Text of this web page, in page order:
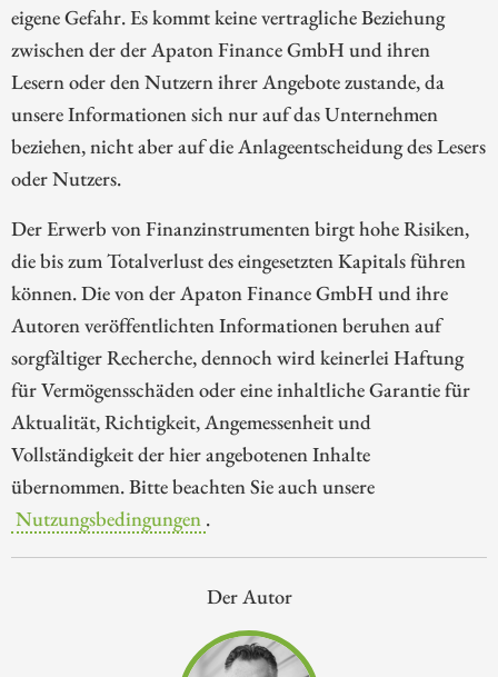
eigene Gefahr. Es kommt keine vertragliche Beziehung
zwischen der der Apaton Finance GmbH und ihren
Lesern oder den Nutzern ihrer Angebote zustande, da
unsere Informationen sich nur auf das Unternehmen
beziehen, nicht aber auf die Anlageentscheidung des Lesers
oder Nutzers.
Der Erwerb von Finanzinstrumenten birgt hohe Risiken,
die bis zum Totalverlust des eingesetzten Kapitals führen
können. Die von der Apaton Finance GmbH und ihre
Autoren veröffentlichten Informationen beruhen auf
sorgfältiger Recherche, dennoch wird keinerlei Haftung
für Vermögensschäden oder eine inhaltliche Garantie für
Aktualität, Richtigkeit, Angemessenheit und
Vollständigkeit der hier angebotenen Inhalte
übernommen. Bitte beachten Sie auch unsere
Nutzungsbedingungen .
Der Autor